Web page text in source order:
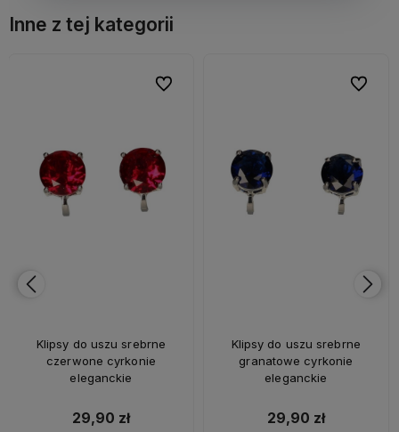
Inne z tej kategorii
Klipsy do uszu srebrne
czerwone cyrkonie
eleganckie
29,90 zł
Do ulubionych
Do ulubionych
Klipsy do uszu srebrne
granatowe cyrkonie
eleganckie
29,90 zł
Do
Do